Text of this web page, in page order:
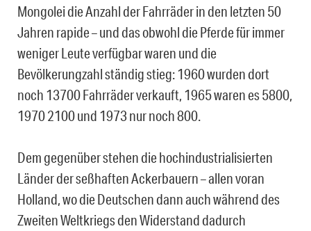
Mongolei die Anzahl der Fahrräder in den letzten 50
Jahren rapide – und das obwohl die Pferde für immer
weniger Leute verfügbar waren und die
Bevölkerungzahl ständig stieg: 1960 wurden dort
noch 13700 Fahrräder verkauft, 1965 waren es 5800,
1970 2100 und 1973 nur noch 800.
Dem gegenüber stehen die hochindustrialisierten
Länder der seßhaften Ackerbauern – allen voran
Holland, wo die Deutschen dann auch während des
Zweiten Weltkriegs den Widerstand dadurch